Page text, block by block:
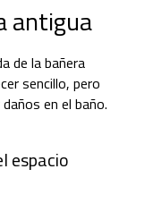
antigua
de la bañera
sencillo, pero
en el baño.
espacio